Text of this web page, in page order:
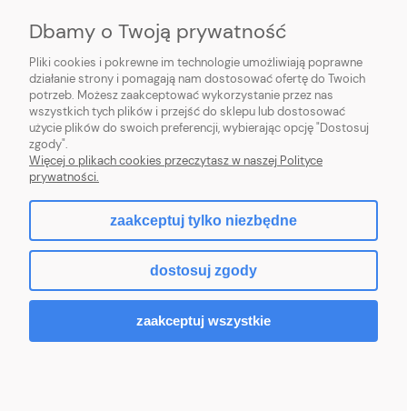
Sklep internetowy Purmo-online | ul. Dworcowa 20c, 89-600 Chojnice |
sklep@northbud.pl|600 688 174| NIP: 5611453503 | REGON: 093113714
Sklep internetowy Shoper.pl
Dbamy o Twoją prywatność
Pliki cookies i pokrewne im technologie umożliwiają poprawne
działanie strony i pomagają nam dostosować ofertę do Twoich
potrzeb. Możesz zaakceptować wykorzystanie przez nas
wszystkich tych plików i przejść do sklepu lub dostosować
użycie plików do swoich preferencji, wybierając opcję "Dostosuj
zgody".
Więcej o plikach cookies przeczytasz w naszej Polityce
prywatności.
zaakceptuj tylko niezbędne
dostosuj zgody
zaakceptuj wszystkie